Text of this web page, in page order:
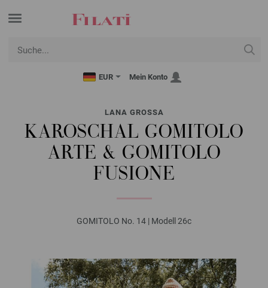
EUR Mein Konto
LANA GROSSA
KAROSCHAL GOMITOLO
ARTE & GOMITOLO
FUSIONE
GOMITOLO No. 14 | Modell 26c